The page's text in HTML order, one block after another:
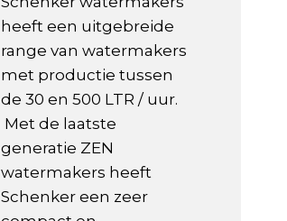
heeft een uitgebreide
range van watermakers
met productie tussen
de 30 en 500 LTR / uur.
Met de laatste
generatie ZEN
watermakers heeft
Schenker een zeer